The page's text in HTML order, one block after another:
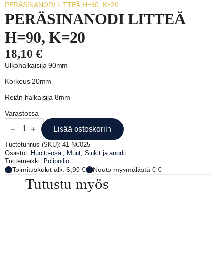
PERÄSINANODI LITTEÄ H=90, K=20
PERÄSINANODI LITTEÄ
H=90, K=20
18,10 €
Ulkohalkaisija 90mm
Korkeus 20mm
Reiän halkaisija 8mm
Varastossa
PERÄSINANODI
LITTEÄ
H=90,
K=20
määrä
Lisää ostoskoriin
Tuotetunnus (SKU): 41-NC025
Osastot: Huolto-osat Muut Sinkit ja anodit
Tuotemerkki: Polipodio
Toimituskulut alk. 6,90 € Nouto myymälästä 0 €
Tutustu myös